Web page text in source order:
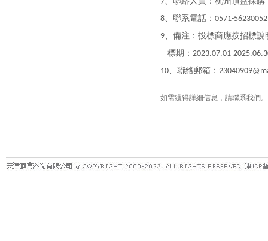
8、聯系電話： 0571-56230052
9、備注：投標商應按招標
標期： 2023.07.01-
10、聯絡郵箱：
如需獲得詳細信息，請聯系我們。